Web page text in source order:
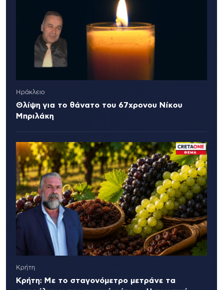
Ηράκλειο
Θλίψη για το θάνατο του 67χρονου Νίκου
Μπριλάκη
Κρήτη
Κρήτη: Με το σταγονόμετρο μετράνε τα